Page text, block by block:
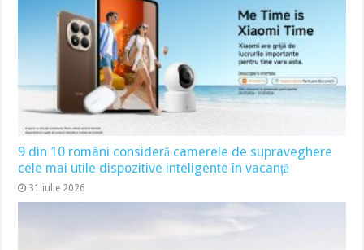
9 din 10 români consideră camerele de supraveghere
cele mai utile dispozitive inteligente în vacanță
31 iulie 2026